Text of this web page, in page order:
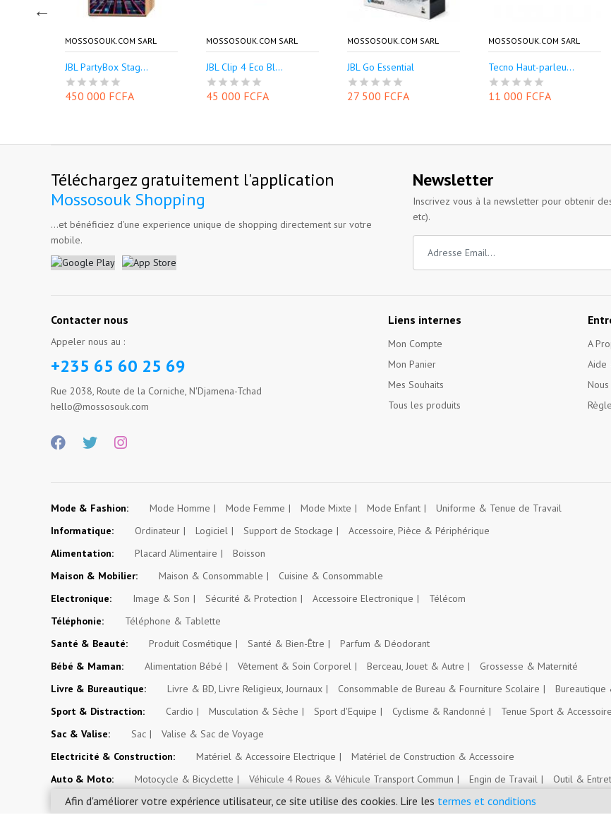
MOSSOSOUK.COM SARL
JBL PartyBox Stag...
450 000 FCFA
MOSSOSOUK.COM SARL
JBL Clip 4 Eco Bl...
45 000 FCFA
MOSSOSOUK.COM SARL
JBL Go Essential
27 500 FCFA
MOSSOSOUK.COM SARL
Tecno Haut-parleu...
11 000 FCFA
Afin d'améliorer votre expérience utilisateur, ce site utilise des cookies. Lire les termes et conditions
Téléchargez gratuitement l'application
Mossosouk Shopping
...et bénéficiez d'une experience unique de shopping directement sur votre
mobile.
Newsletter
Inscrivez vous à la newsletter pour obtenir
etc).
Contacter nous
Appeler nous au :
+235 65 60 25 69
Rue 2038, Route de la Corniche, N'Djamena-Tchad
hello@mossosouk.com
Liens internes
Mon Compte
Mon Panier
Mes Souhaits
Tous les produits
A
Aide
Mode & Fashion: Mode Homme Mode Femme Mode Mixte Mode Enfant
Uniforme & Tenue de Travail
Informatique:
Ordinateur Logiciel Support de Stockage
Accessoire, Pièce & Périphérique
Alimentation:
Placard Alimentaire
Boisson
Maison & Mobilier:
Maison & Consommable
Cuisine & Consommable
Electronique:
Image & Son Sécurité & Protection Accessoire Electronique
Télécom
Téléphonie:
Téléphone & Tablette
Santé & Beauté:
Produit Cosmétique Santé & Bien-Être
Parfum & Déodorant
Bébé & Maman:
Alimentation Bébé Vêtement & Soin Corporel Berceau, Jouet & Autre
Grossesse & Maternité
Livre & Bureautique:
Livre & BD, Livre Religieux, Journaux Consommable de Bureau & Fourniture Scolaire
Bureautique
Sport & Distraction:
Cardio Musculation & Sèche Sport d'Equipe Cyclisme & Randonné
Tenue Sport & Accessoire
Sac & Valise:
Sac
Valise & Sac de Voyage
Electricité & Construction:
Matériel & Accessoire Electrique
Matériel de Construction & Accessoire
Auto & Moto:
Motocycle & Bicyclette Véhicule 4 Roues & Véhicule Transport Commun Engin de Travail
Outil &
Espace Paysan & Fermier:
Outil d'Exploitation Agricole Intrant Agricole